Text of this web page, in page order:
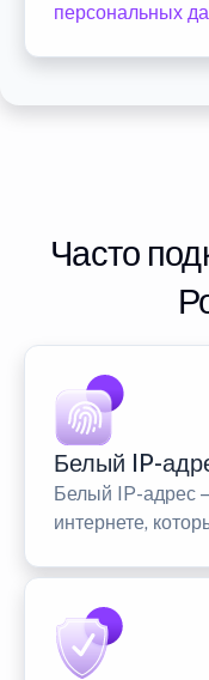
персональных
Часто
Белый IP-
Белый IP-адрес
интернете,